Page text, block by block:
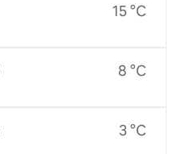
15 °C
8 °C
3 °C